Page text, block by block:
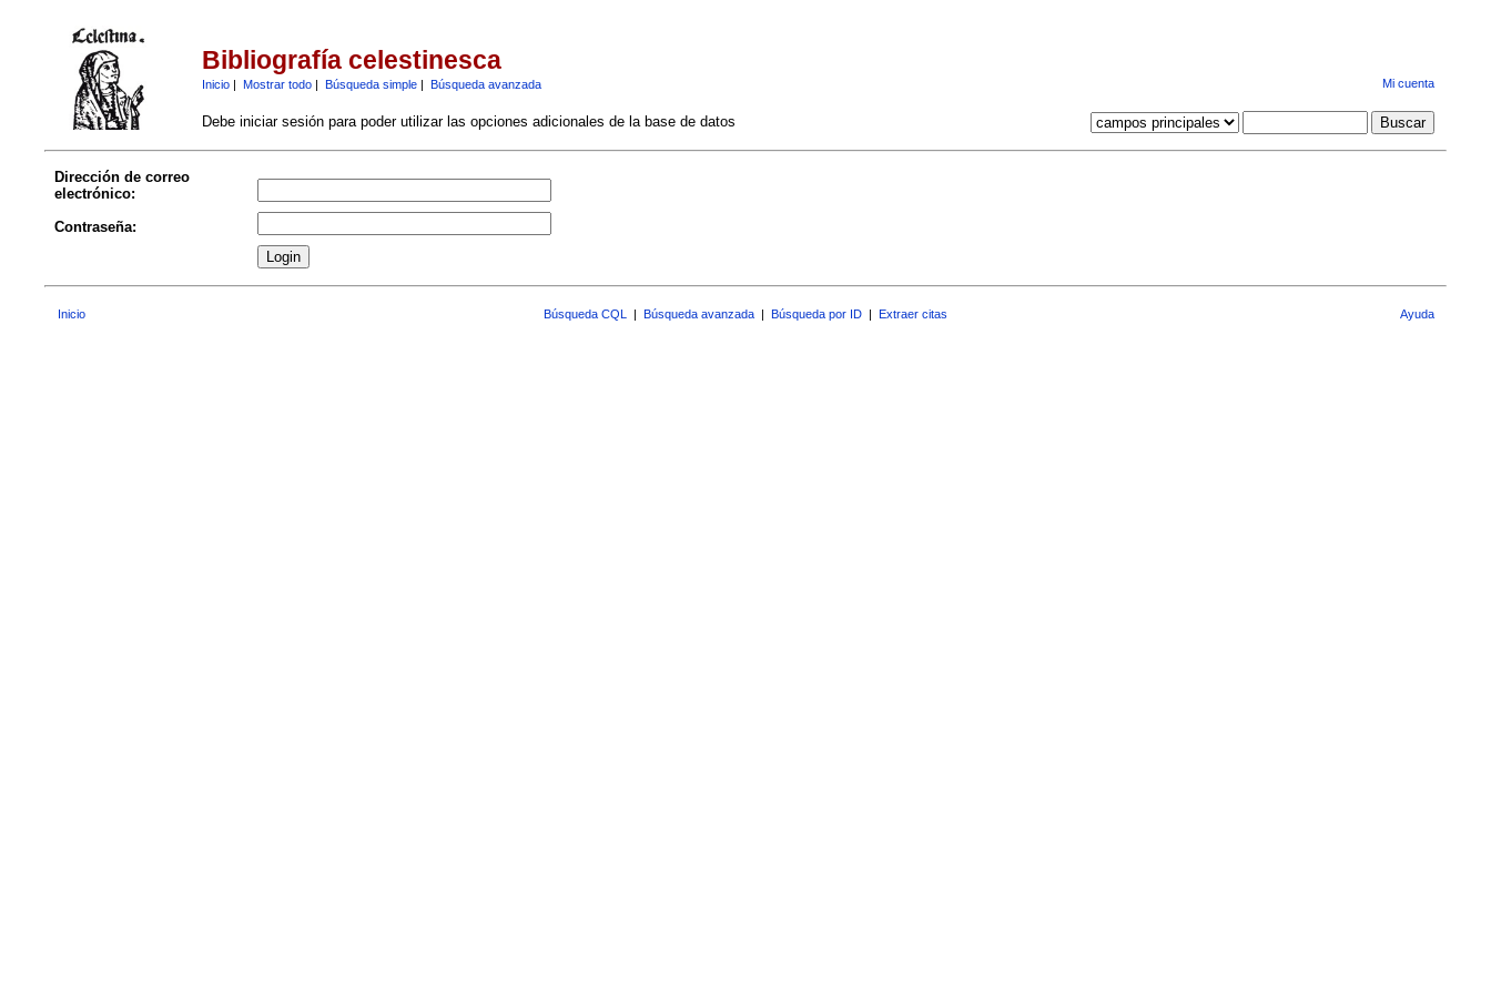
Bibliografía celestinesca
Inicio| Mostrar todo| Búsqueda simple| Búsqueda avanzada Mi cuenta
Debe iniciar sesión para poder utilizar las opciones adicionales de la base de datos
Dirección de correo
electrónico:
Contraseña:
Inicio Búsqueda CQL | Búsqueda avanzada | Búsqueda por ID | Extraer citas Ayuda